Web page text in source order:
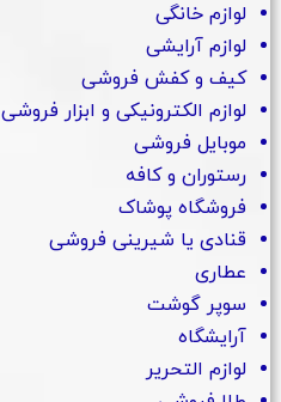
لوازم خانگی
لوازم آرایشی
کیف و کفش فروشی
لوازم الکترونیکی و ابزار فروشی
موبایل فروشی
رستوران و کافه
فروشگاه پوشاک
قنادی یا شیرینی فروشی
عطاری
سوپر گوشت
آرایشگاه
لوازم التحریر